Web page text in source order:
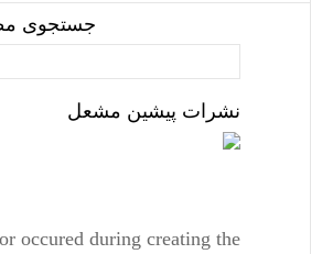
جستجوی
نشرات پیشین مشعل
occured during creating the